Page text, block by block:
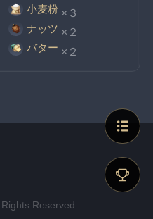
小麦粉 ×３
ナッツ ×２
バター ×２
Reserved.